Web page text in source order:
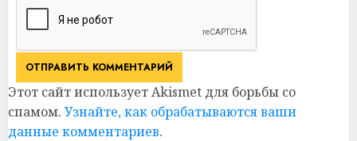
Этот сайт использует Akismet для борьбы со
спамом. Узнайте, как обрабатываются ваши
данные комментариев.